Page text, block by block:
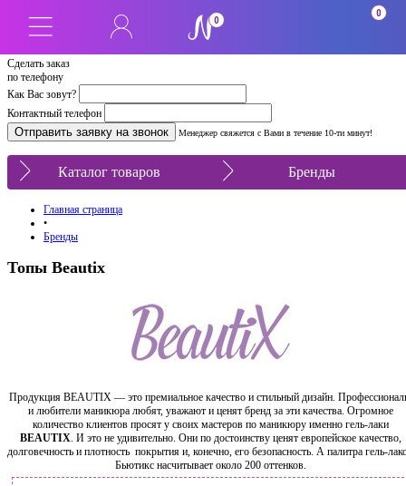
Сделать заказ
по телефону
Как Вас зовут?
Контактный телефон
Менеджер свяжется с Вами в течение 10-ти минут!
0
0
Каталог товаров Бренды
Главная страница
•
Бренды
Топы Beautix
Продукция BEAUTIX — это премиальное качество и стильный дизайн.
и любители маникюра любят, уважают и ценят бренд за эти качества. Огромное
количество клиентов просят у своих мастеров по маникюру именно гель-лаки
BEAUTIX. И это не удивительно. Они по достоинству ценят европейское качество,
долговечность и плотность покрытия и, конечно, его безопасность. А палитра гель-
Бьютикс насчитывает около 200 оттенков.